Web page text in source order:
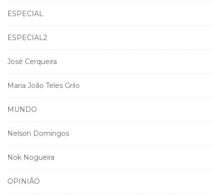
ESPECIAL
ESPECIAL2
José Cerqueira
Maria João Teles Grilo
MUNDO
Nelson Domingos
Nok Nogueira
OPINIÃO